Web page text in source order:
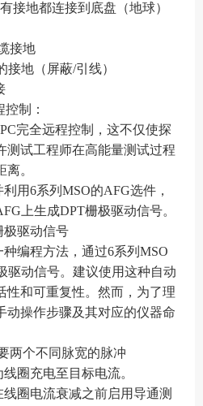
接地都连接到底盘（地球）
接地
地（屏蔽/引线）
制：
完全远程控制，这不仅使探
测试工程师在高能量测试过程
。
用6系列MSO的AFG选件，
上生成DPT栅极驱动信号。
极驱动信号
编程方法，通过6系列MSO
驱动信号。建议使用这种自动
性和可重复性。然而，为了理
动操作步骤及其对应的仪器命
两个不同脉宽的脉冲
圈充电至目标电流。
圈电流衰减之前启用导通测